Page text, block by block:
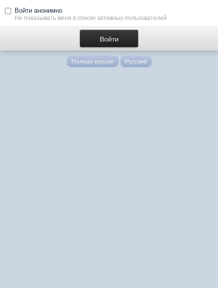
Войти анонимно
Не показывать меня в списке активных пользователей
Полная версия Русский